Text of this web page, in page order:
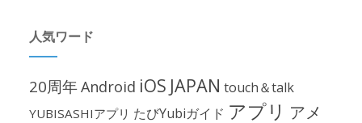
人気ワード
20周年Android iOS JAPAN touch＆talk
YUBISASHIアプリ たびYubiガイド アプリ アメ